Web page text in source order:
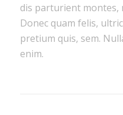
dis parturient montes,
Donec quam felis,
pretium quis, sem.
enim.